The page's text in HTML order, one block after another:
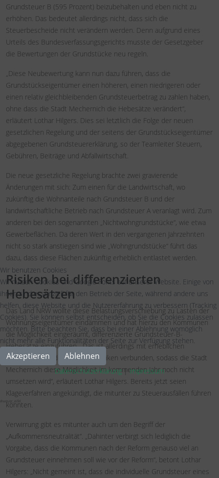
#weyer_eifel
Grundsteuer B (595 Prozent) beizubehalten und eben nicht zu
erhöhen. Das bedeutet allerdings nicht, dass sich die
Steuerbescheide nicht verändern werden. Denn aufgrund eines
Urteils des Bundesverfassungsgerichts musste der Gesetzgeber
die Bewertungen der Grundstücke neu regeln.
„Diese Neubewertung kann nun dazu führen, dass die
Grundstückseigentümer einen höheren, einen niedrigeren oder
einen relativ gleichbleibenden Grundsteuerbetrag zu zahlen haben,
ohne dass die Stadt Mechernich die Hebesätze verändert“,
erläutert Lothar Hilgers. Dies sei letztlich die Folge der neuen
gesetzlichen Regelung und der seitens der Grundstückseigentümer
abgegebenen Grundsteuererklärung, so der Teamleiter Steuern,
Gebühren, Beiträge und Abfallwirtschaft.
Die neue gesetzliche Regelung brachte zwei gravierende
Änderungen mit sich: Zum einen für die Landwirtschaft, wo
zukünftig die Wohnanteile nach Grundsteuer B und der
landwirtschaftliche Betrieb nach Grundsteuer A veranlagt wird. Zum
anderen bei den sogenannten „Nichtwohngrundstücke“, wie etwa
Gewerbeflächen. Da deren Wert in den vergangenen Jahrzehnten
nicht so stark anstiegen sind wie „Wohngrundstücke“ führt das
dazu, dass diese Flächen zukünftig erheblich entlastet werden.
Risiken bei differenzierten
Hebesätzen
Das Land NRW wollte diese Belastungsverschiebung zu Lasten der
Wohnungseigentümer eindämmen und hat hierzu den Kommunen
die Möglichkeit eingeräumt, differenzierte Grundsteuer-B-
Hebesätze einzuführen. „Das ist allerdings mit erheblichen
gesetzlichen und fiskalischen Risiken verbunden, sodass die Stadt
Mechernich diese Möglichkeit im kommenden Jahr noch nicht
umsetzen wird“, erläutert Lothar Hilgers. Bereits jetzt seien
Klageverfahren angekündigt, die mitunter zu Steuerausfällen führen
könnten.
Verwirrung gibt es mitunter auch um den Begriff der
„Aufkommensneutralität“. „Dahinter verbirgt sich lediglich die
Vorgabe, dass die Kommunen nach der Reform genauso viel an
Grundsteuer einnehmen soll wie vor der Reform“, betont Lothar
Hilgers: „Nicht gemeint ist, dass die individuelle Grundsteuer eines
Wir benutzen Cookies
Wir nutzen Cookies und Google Fonts auf unserer Website. Einige von
ihnen sind essenziell für den Betrieb der Seite, während andere uns
helfen, diese Website und die Nutzererfahrung zu verbessern (Tracking
Cookies). Sie können selbst entscheiden, ob Sie die Cookies zulassen
möchten. Bitte beachten Sie, dass bei einer Ablehnung womöglich
nicht mehr alle Funktionalitäten der Seite zur Verfügung stehen.
Akzeptieren Ablehnen
Datenschutzerklärung|Impressum